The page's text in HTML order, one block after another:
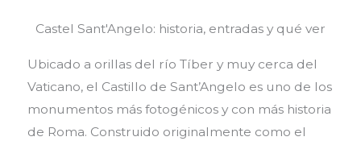
Castel Sant'Angelo: historia, entradas y qué ver
Ubicado a orillas del río Tíber y muy cerca del
Vaticano, el Castillo de Sant’Angelo es uno de los
monumentos más fotogénicos y con más historia
de Roma. Construido originalmente como el